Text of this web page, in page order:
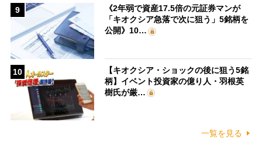
9
《2年弱で資産17.5倍の元証券マンが
「キオクシア急落で次に狙う」5銘柄を
公開》10…
10
【キオクシア・ショックの後に狙う5銘
柄】イベント投資家の億り人・羽根英
樹氏が厳…
一覧を見る